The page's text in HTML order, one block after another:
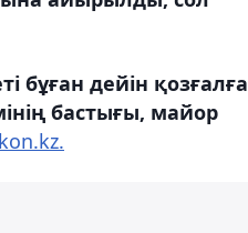
дейін
бастығы, майор